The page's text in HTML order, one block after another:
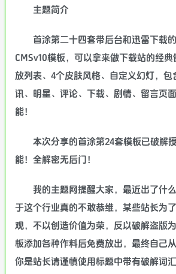
主题简介
首涂第二十四套带后台和迅雷下载
CMSv10模板，可以拿来做下载站的经
放列表、4个皮肤风格、自定义幻灯，
讯、明星、评论、下载、剧情、留言页
能！
本次分享的首涂第24套模板已破解
能！全解密无后门！
我的主题网提醒大家，最近出了什
于这个行业真的不敢恭维，某些站长为
观，不以创造价值为荣，反以破解盗版
板添加各种作料后免费放出，最终自己
你是站长请谨慎使用标题中带有破解词